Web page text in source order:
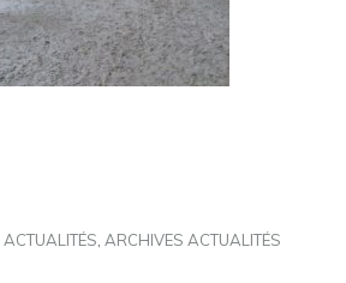
ACTUALITÉS, ARCHIVES ACTUALITÉS